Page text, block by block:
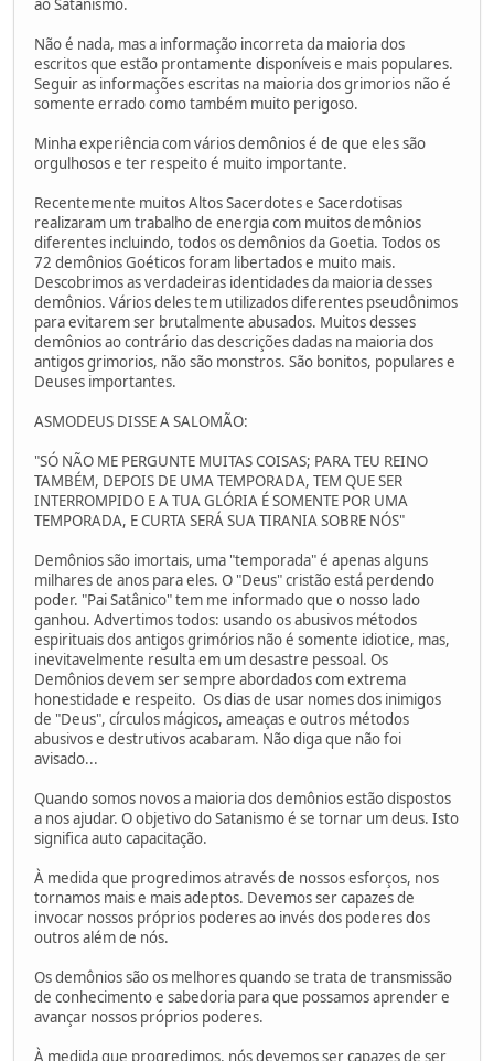
ao Satanismo.
Não é nada, mas a informação incorreta da maioria dos
escritos que estão prontamente disponíveis e mais populares.
Seguir as informações escritas na maioria dos grimorios não é
somente errado como também muito perigoso.
Minha experiência com vários demônios é de que eles são
orgulhosos e ter respeito é muito importante.
Recentemente muitos Altos Sacerdotes e Sacerdotisas
realizaram um trabalho de energia com muitos demônios
diferentes incluindo, todos os demônios da Goetia. Todos os
72 demônios Goéticos foram libertados e muito mais.
Descobrimos as verdadeiras identidades da maioria desses
demônios. Vários deles tem utilizados diferentes pseudônimos
para evitarem ser brutalmente abusados. Muitos desses
demônios ao contrário das descrições dadas na maioria dos
antigos grimorios, não são monstros. São bonitos, populares e
Deuses importantes.
ASMODEUS DISSE A SALOMÃO:
"SÓ NÃO ME PERGUNTE MUITAS COISAS; PARA TEU REINO
TAMBÉM, DEPOIS DE UMA TEMPORADA, TEM QUE SER
INTERROMPIDO E A TUA GLÓRIA É SOMENTE POR UMA
TEMPORADA, E CURTA SERÁ SUA TIRANIA SOBRE NÓS"
Demônios são imortais, uma "temporada" é apenas alguns
milhares de anos para eles. O "Deus" cristão está perdendo
poder. "Pai Satânico" tem me informado que o nosso lado
ganhou. Advertimos todos: usando os abusivos métodos
espirituais dos antigos grimórios não é somente idiotice, mas,
inevitavelmente resulta em um desastre pessoal. Os
Demônios devem ser sempre abordados com extrema
honestidade e respeito. Os dias de usar nomes dos inimigos
de "Deus", círculos mágicos, ameaças e outros métodos
abusivos e destrutivos acabaram. Não diga que não foi
avisado...
Quando somos novos a maioria dos demônios estão dispostos
a nos ajudar. O objetivo do Satanismo é se tornar um deus. Isto
significa auto capacitação.
À medida que progredimos através de nossos esforços, nos
tornamos mais e mais adeptos. Devemos ser capazes de
invocar nossos próprios poderes ao invés dos poderes dos
outros além de nós.
Os demônios são os melhores quando se trata de transmissão
de conhecimento e sabedoria para que possamos aprender e
avançar nossos próprios poderes.
À medida que progredimos, nós devemos ser capazes de ser